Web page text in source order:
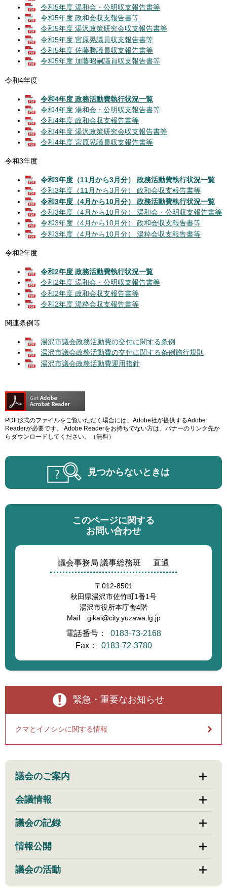
令和5年度 湯和会・公明収支報告書等
令和5年度 政和会収支報告書等
令和5年度 湯沢政策研究会収支報告書等
令和5年度 宮原晃議員収支報告書等
令和5年度 佐藤勝議員収支報告書等
令和5年度 加藤昭嗣議員収支報告書等
令和4年度
令和4年度 政務活動費執行状況一覧
令和4年度 湯和会・公明収支報告書等
令和4年度 政和会収支報告書等
令和4年度 湯沢政策研究会収支報告書等
令和4年度 宮原晃議員収支報告書等
令和3年度
令和3年度（11月から3月分） 政務活動費執行状況一覧
令和3年度（11月から3月分） 政和会収支報告書等
令和3年度（4月から10月分） 政務活動費執行状況一覧
令和3年度（4月から10月分） 湯和会・公明収支報告書等
令和3年度（4月から10月分） 政和会収支報告書等
令和3年度（4月から10月分） 湯粋会収支報告書等
令和2年度
令和2年度 政務活動費執行状況一覧
令和2年度 湯和会・公明収支報告書等
令和2年度 政和会収支報告書等
令和2年度 湯粋会収支報告書等
関連条例等
湯沢市議会政務活動費の交付に関する条例
湯沢市議会政務活動費の交付に関する条例施行規則
湯沢市議会政務活動費運用指針
PDF形式のファイルをご覧いただく場合には、Adobe社が提供するAdobe
Readerが必要です。
Adobe Readerをお持ちでない方は、バナーのリンク先か
らダウンロードしてください。（無料）
見つからないときは
このページに関する
お問い合わせ
議会事務局 議事総務班 直通
〒012-8501
秋田県湯沢市佐竹町1番1号
湯沢市役所本庁舎4階
Mail gikai@city.yuzawa.lg.jp
電話番号：
0183-73-2168
Fax：
0183-72-3780
緊急・重要なお知らせ
クマとイノシシに関する情報
議会のご案内
会議情報
議会の記録
情報公開
議会の活動